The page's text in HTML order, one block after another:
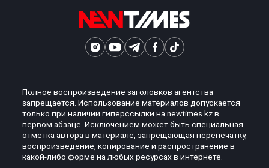
Полное воспроизведение заголовков агентства
запрещается. Использование материалов допускается
только при наличии гиперссылки на newtimes.kz в
первом абзаце. Исключением может быть специальная
отметка автора в материале, запрещающая перепечатку,
воспроизведение, копирование и распространение в
какой-либо форме на любых ресурсах в интернете.